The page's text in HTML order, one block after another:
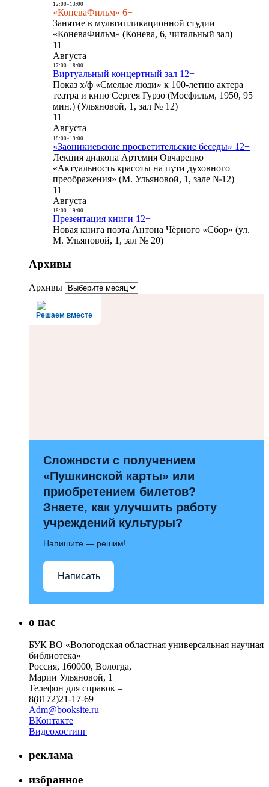
12:00- 13:00
«КоневаФильм» 6+
Занятие в мультипликационной студии
«КоневаФильм» (Конева, 6, читальный зал)
11
Августа
17:00- 18:00
Виртуальный концертный зал 12+
Показ х/ф «Смелые люди» к 100-летию актера
театра и кино Сергея Гурзо (Мосфильм, 1950, 95
мин.) (Ульяновой, 1, зал № 12)
11
Августа
18:00- 19:00
«Заоникиевские просветительские беседы» 12+
Лекция диакона Артемия Овчаренко
«Актуальность красоты на пути духовного
преображения» (М. Ульяновой, 1, зале №12)
11
Августа
18:00- 19:00
Презентация книги 12+
Новая книга поэта Антона Чёрного «Сбор» (ул.
М. Ульяновой, 1, зал № 20)
Архивы
Архивы
Решаем вместе
Сложности с получением
«Пушкинской карты» или
приобретением билетов?
Знаете, как улучшить работу
учреждений культуры?
Напишите — решим!
Написать
о нас
БУК ВО «Вологодская областная универсальная научная
библиотека»
Россия, 160000, Вологда,
Марии Ульяновой, 1
Телефон для справок –
8(8172)21-17-69
Adm@booksite.ru
ВКонтакте
Видеохостинг
реклама
избранное